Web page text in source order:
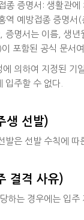
종 증명서: 생활관에
역 예방접종 증명서
증명서는 이름, 생년
포함된 공식 문서
의하여 지정된 기
입주할 수 없다.
생 선발)
발은 선발 수칙에 따
결격 사유)
하는 경우에는 입주